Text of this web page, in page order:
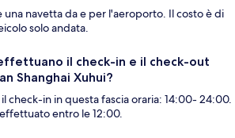
una navetta da e per l'aeroporto. Il costo è di
solo andata.
il check-in e il check-out
Shanghai Xuhui?
check-in in questa fascia oraria: 14:00- 24:00.
entro le 12:00.